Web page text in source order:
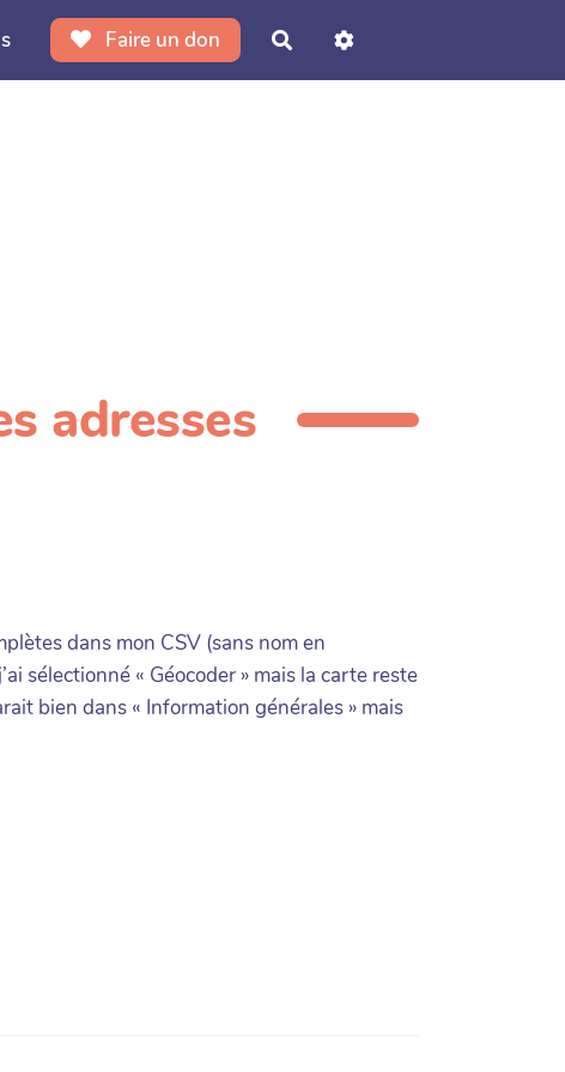
Faire un don Rechercher
adresses
dans mon CSV (sans nom en
sélectionné « Géocoder » mais la carte reste
bien dans « Information générales » mais